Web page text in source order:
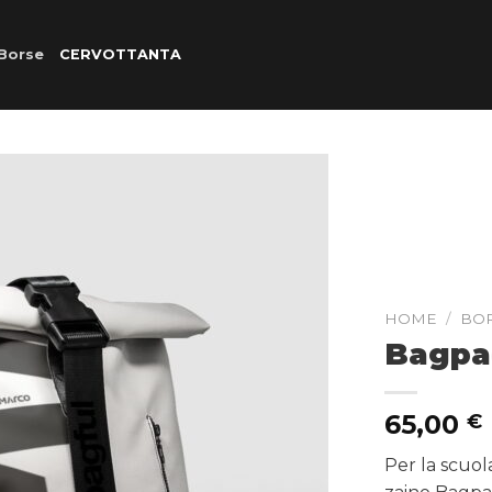
CERVOTTANTA
HOME /
65,00 €
Per la